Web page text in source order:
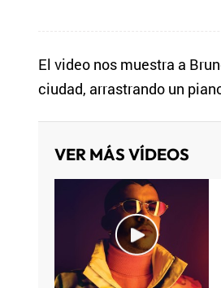
El video nos muestra a
ciudad, arrastrando un
VER MÁS VÍDEOS